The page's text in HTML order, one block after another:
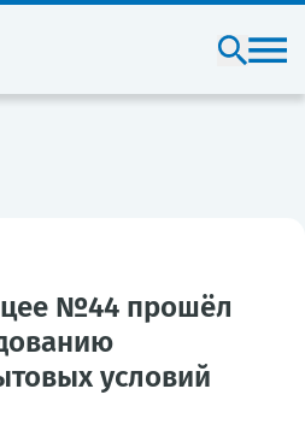
№44 прошёл
условий